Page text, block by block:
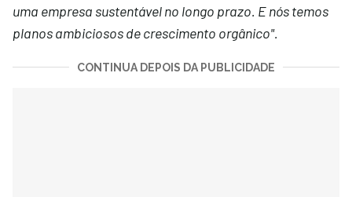
uma empresa sustentável no longo prazo. E nós temos
planos ambiciosos de crescimento orgânico".
CONTINUA DEPOIS DA PUBLICIDADE